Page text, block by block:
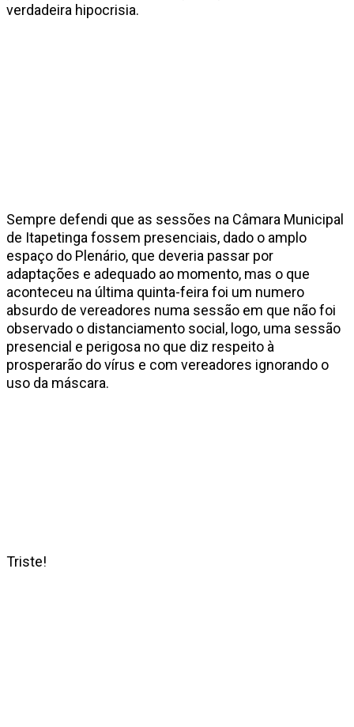
verdadeira hipocrisia.
Sempre defendi que as sessões na Câmara Municipal
de Itapetinga fossem presenciais, dado o amplo
espaço do Plenário, que deveria passar por
adaptações e adequado ao momento, mas o que
aconteceu na última quinta-feira foi um numero
absurdo de vereadores numa sessão em que não foi
observado o distanciamento social, logo, uma sessão
presencial e perigosa no que diz respeito à
prosperarão do vírus e com vereadores ignorando o
uso da máscara.
Triste!